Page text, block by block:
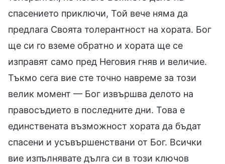
спасението приключи, Той вече няма да
предлага Своята толерантност на хората. Бог
ще си го вземе обратно и хората ще се
изправят само пред Неговия гняв и величие.
Тъкмо сега вие сте точно навреме за този
велик момент — Бог извършва делото на
правосъдието в последните дни. Това е
единствената възможност хората да бъдат
спасени и усъвършенствани от Бог. Всички
вие изпълнявате дълга си в този ключов